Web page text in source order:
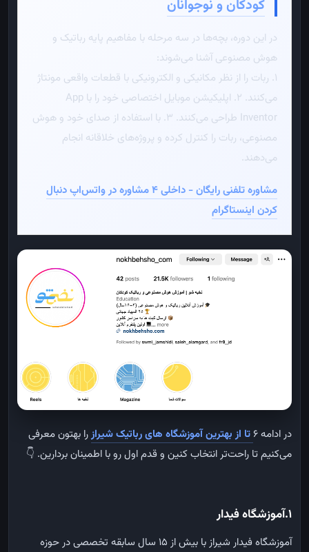
کودکان و نوجوانان
در این دوره، بچه‌ها در سه مرحله با مفاهیم پایه رباتیک و
هوش مصنوعی آشنا می‌شوند:
۱. ربات را از نظر مکانیکی و الکترونیکی با قطعات واقعی مونتاژ
می‌کنند.
۲. اپلیکیشن موبایل اختصاصی خود را با App
Inventor طراحی می‌کنند.
۳. با استفاده از صدای خود و هوش
مصنوعی، ربات را کنترل کرده و پروژه‌های خلاقانه انجام
می‌دهند.
مشاوره تلفنی رایگان - داخلی ۴ مشاوره در واتس‌اپدنبال
کردن اینستاگرام
در ادامه 6 تا از بهترین آموزشگاه های رباتیک شیرازرا بهتون معرفی
می‌کنیم تا راحت‌تر انتخاب کنین و قدم اول رو با اطمینان بردارین. 👇
1.آموزشگاه فیدار
آموزشگاه فیدار شیراز با بیش از ۱۵ سال سابقه تخصصی در حوزه